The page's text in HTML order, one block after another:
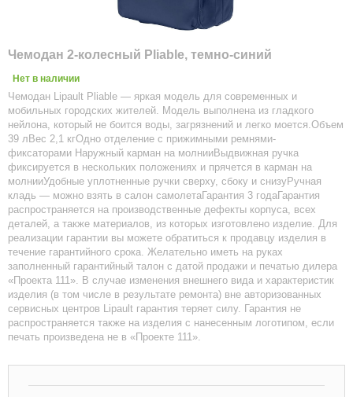
Чемодан 2-колесный Pliable, темно-синий
Нет в наличии
Чемодан Lipault Pliable — яркая модель для современных и
мобильных городских жителей. Модель выполнена из гладкого
нейлона, который не боится воды, загрязнений и легко моется.Объем
39 лВес 2,1 кгОдно отделение с прижимными ремнями-
фиксаторами Наружный карман на молнииВыдвижная ручка
фиксируется в нескольких положениях и прячется в карман на
молнииУдобные уплотненные ручки сверху, сбоку и снизуРучная
кладь — можно взять в салон самолетаГарантия 3 годаГарантия
распространяется на производственные дефекты корпуса, всех
деталей, а также материалов, из которых изготовлено изделие. Для
реализации гарантии вы можете обратиться к продавцу изделия в
течение гарантийного срока. Желательно иметь на руках
заполненный гарантийный талон с датой продажи и печатью дилера
«Проекта 111». В случае изменения внешнего вида и характеристик
изделия (в том числе в результате ремонта) вне авторизованных
сервисных центров Lipault гарантия теряет силу. Гарантия не
распространяется также на изделия с нанесенным логотипом, если
печать произведена не в «Проекте 111».